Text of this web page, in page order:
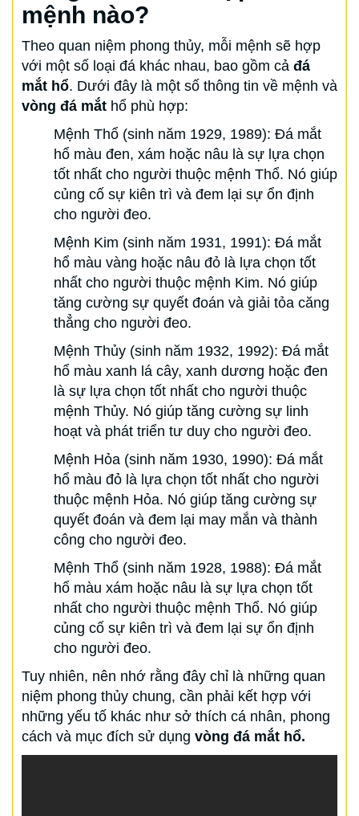
mệnh nào?
Theo quan niệm phong thủy, mỗi mệnh sẽ hợp
với một số loại đá khác nhau, bao gồm cả đá
mắt hổ. Dưới đây là một số thông tin về mệnh và
vòng đá mắt hổ phù hợp:
Mệnh Thổ (sinh năm 1929, 1989): Đá mắt
hổ màu đen, xám hoặc nâu là sự lựa chọn
tốt nhất cho người thuộc mệnh Thổ. Nó giúp
củng cố sự kiên trì và đem lại sự ổn định
cho người đeo.
Mệnh Kim (sinh năm 1931, 1991): Đá mắt
hổ màu vàng hoặc nâu đỏ là lựa chọn tốt
nhất cho người thuộc mệnh Kim. Nó giúp
tăng cường sự quyết đoán và giải tỏa căng
thẳng cho người đeo.
Mệnh Thủy (sinh năm 1932, 1992): Đá mắt
hổ màu xanh lá cây, xanh dương hoặc đen
là sự lựa chọn tốt nhất cho người thuộc
mệnh Thủy. Nó giúp tăng cường sự linh
hoạt và phát triển tư duy cho người đeo.
Mệnh Hỏa (sinh năm 1930, 1990): Đá mắt
hổ màu đỏ là lựa chọn tốt nhất cho người
thuộc mệnh Hỏa. Nó giúp tăng cường sự
quyết đoán và đem lại may mắn và thành
công cho người đeo.
Mệnh Thổ (sinh năm 1928, 1988): Đá mắt
hổ màu xám hoặc nâu là sự lựa chọn tốt
nhất cho người thuộc mệnh Thổ. Nó giúp
củng cố sự kiên trì và đem lại sự ổn định
cho người đeo.
Tuy nhiên, nên nhớ rằng đây chỉ là những quan
niệm phong thủy chung, cần phải kết hợp với
những yếu tố khác như sở thích cá nhân, phong
cách và mục đích sử dụng vòng đá mắt hổ.